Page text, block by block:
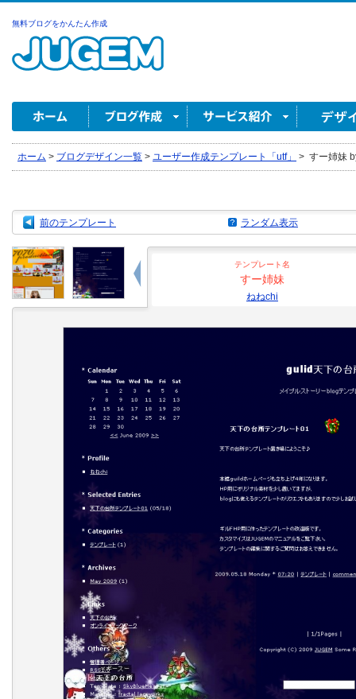
無料ブログをかんたん作成
ホーム > ブログデザイン一覧 > ユーザー作成テンプレート「utf」 > すー姉妹
前のテンプレート ランダム表示
テンプレート名
すー姉妹
ねねchi